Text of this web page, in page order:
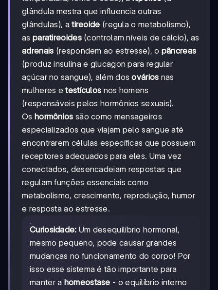
glândula mestra que influencia outras
glândulas), atireoide (regula o metabolismo),
as paratireoides(controlam níveis de cálcio), as
adrenais (respondem ao estresse), o pâncreas
(produz insulina e glucagon para regular
açúcar no sangue), além dosovários nas
mulheres etestículos nos homens
(responsáveis pelos hormônios sexuais).
Os hormônios são como mensageiros
especializados que viajam pelo sangue até
encontrarem células específicas que possuem
receptores adequados para eles. Uma vez
conectados, desencadeiam respostas que
regulam funções essenciais como
metabolismo, crescimento, reprodução, humor
e resposta ao estresse.
Curiosidade: Um desequilíbrio hormonal,
mesmo pequeno, pode causar grandes
mudanças no funcionamento do corpo! Por
isso esse sistema é tão importante para
manter a homeostase - o equilíbrio interno